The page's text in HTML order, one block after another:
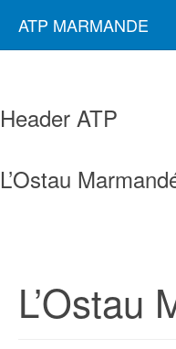
ATP MARMANDE
Header ATP
L’Ostau
L’Ostau